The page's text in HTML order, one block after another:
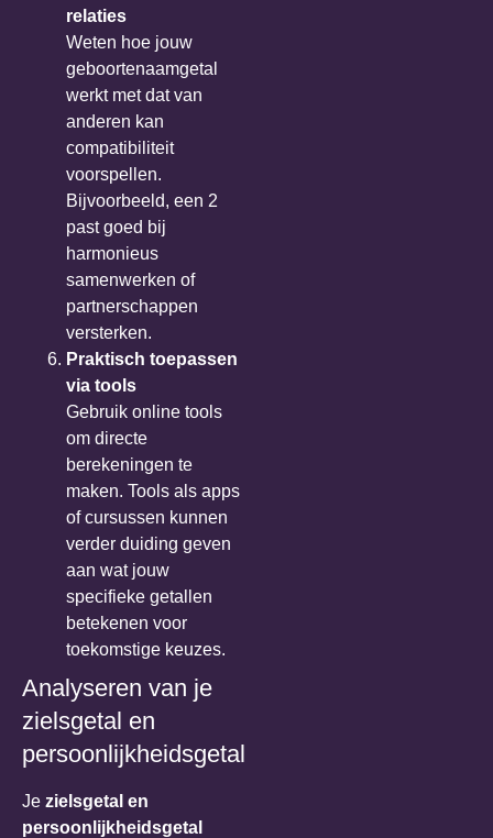
relaties
Weten hoe jouw
geboortenaamgetal
werkt met dat van
anderen kan
compatibiliteit
voorspellen.
Bijvoorbeeld, een 2
past goed bij
harmonieus
samenwerken of
partnerschappen
versterken.
Praktisch toepassen
via tools
Gebruik online tools
om directe
berekeningen te
maken. Tools als apps
of cursussen kunnen
verder duiding geven
aan wat jouw
specifieke getallen
betekenen voor
toekomstige keuzes.
Analyseren van je
zielsgetal en
persoonlijkheidsgetal
Je zielsgetal en
persoonlijkheidsgetal